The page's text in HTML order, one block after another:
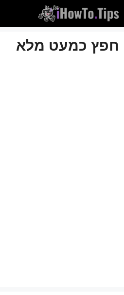
לתוכן
חפץ כמעט מלא